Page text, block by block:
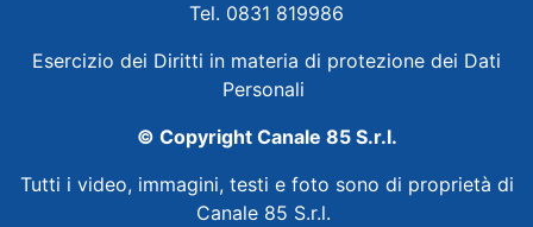
Tel. 0831 819986
Esercizio dei Diritti in materia di protezione dei Dati
Personali
© Copyright Canale 85 S.r.l.
Tutti i video, immagini, testi e foto sono di proprietà di
Canale 85 S.r.l.